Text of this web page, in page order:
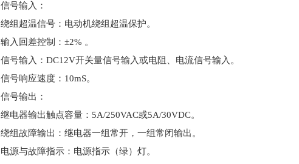
信号输入：
绕组超温信号：电动机绕组超温保护。
输入回差控制： ±2% 。
信号输入： DC12V开关量信号输入或电阻、电流信号输入。
信号响应速度： 10mS。
信号输出 ：
继电器输出触点容量： 5A/250VAC或5A/30VDC。
绕组故障输出：继电器一组常开，一组常闭输出。
电源与故障指示：电源指示（绿）灯。